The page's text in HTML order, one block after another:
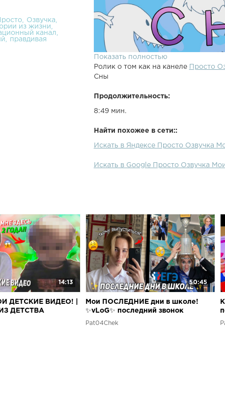
Показать полностью
Ролик о том как на канеле
Просто
Сны
Продолжительность:
8:49 мин.
Найти похожее в сети::
Искать в Яндексе Просто Озвучка
Искать в Google Просто Озвучка
Озвучка
из жизни
канал
правдивая
14:13
ДЕТСКИЕ ВИДЕО! |
ДЕТСТВА
50:45
Мои ПОСЛЕДНИЕ дни в школе!
✨vLoG✨ последний звонок
Pat04Chek